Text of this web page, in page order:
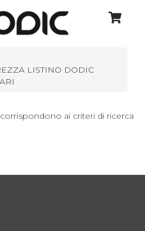
LISTINO DODIC
ai criteri di ricerca